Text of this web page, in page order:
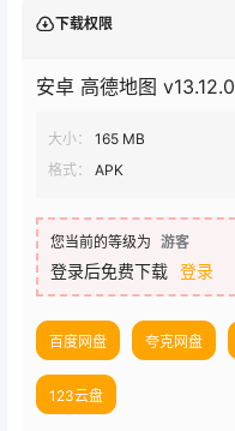
下载权限
安卓 高德地图
大小：
165 MB
格式：
APK
您当前的等级为 游客
登录后免费下载 登录
百度网盘 夸克网盘
123云盘